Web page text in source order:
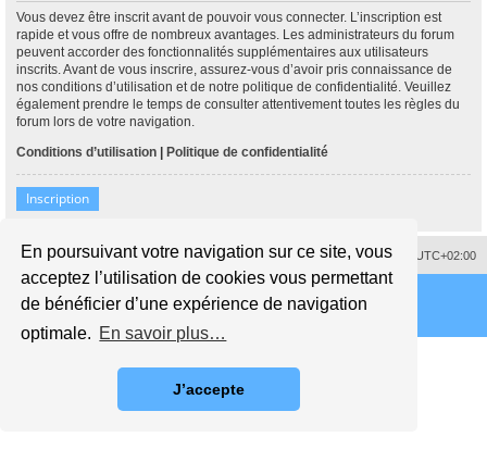
En poursuivant votre navigation sur ce site, vous
acceptez l’utilisation de cookies vous permettant
de bénéficier d’une expérience de navigation
optimale. En savoir plus…
J’accepte
Vous devez être inscrit avant de pouvoir vous connecter. L’inscription est
rapide et vous offre de nombreux avantages. Les administrateurs du forum
peuvent accorder des fonctionnalités supplémentaires aux utilisateurs
inscrits. Avant de vous inscrire, assurez-vous d’avoir pris connaissance de
nos conditions d’utilisation et de notre politique de confidentialité. Veuillez
également prendre le temps de consulter attentivement toutes les règles du
forum lors de votre navigation.
Conditions d’utilisation | Politique de confidentialité
Inscription
Fuseau horaire sur UTC+02:00
Supprimer les cookies